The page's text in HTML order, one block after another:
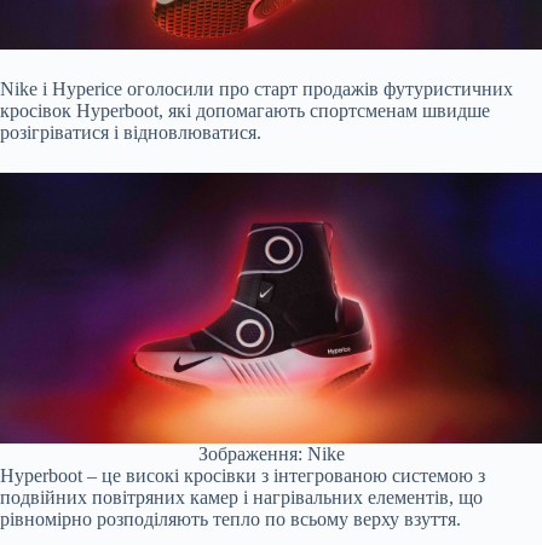
Nike і Hyperice оголосили про старт продажів футуристичних
кросівок Hyperboot, які допомагають спортсменам швидше
розігріватися і відновлюватися.
Зображення: Nike
Hyperboot – це високі кросівки з інтегрованою системою з
подвійних повітряних камер і нагрівальних елементів, що
рівномірно розподіляють тепло по всьому верху взуття.